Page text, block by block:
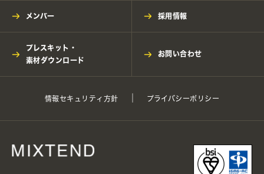
メンバー 採用情報
プレスキット・
素材ダウンロード
お問い合わせ
情報セキュリティ方針 プライバシーポリシー